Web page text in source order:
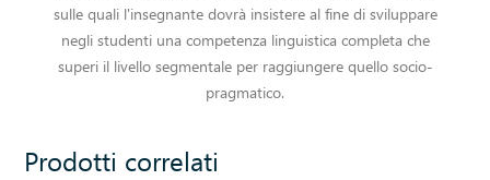
sulle quali l'insegnante dovrà insistere al fine di sviluppare
negli studenti una competenza linguistica completa che
superi il livello segmentale per raggiungere quello socio-
pragmatico.
Prodotti correlati